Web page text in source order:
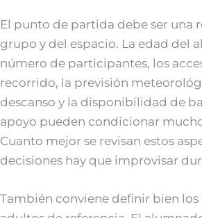
El punto de partida debe ser una
grupo y del espacio. La edad del
número de participantes, los
recorrido, la previsión
descanso y la disponibilidad de
apoyo pueden condicionar
Cuanto mejor se revisan estos
decisiones hay que improvisar
También conviene definir bien los